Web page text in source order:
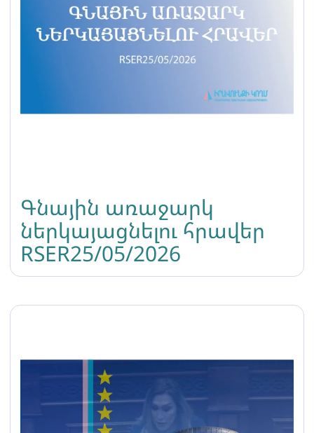
Գնային առաջարկ
ներկայացնելու հրավեր
RSER25/05/2026